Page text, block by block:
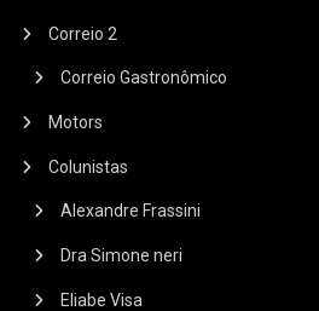
Correio 2
Correio Gastronômico
Motors
Colunistas
Alexandre Frassini
Dra Simone neri
Eliabe Visa